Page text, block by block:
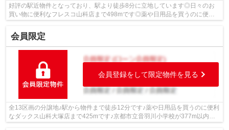
好評の駅近物件となっており、駅より徒歩8分に立地しています◎日々のお
買い物に便利なフレスコ山科店まで498mです◎薬や日用品を買うのに便利
会員限定
会員登録をして限定物件を見る
全13区画の分譲地♪駅から物件まで徒歩12分です♪薬や日用品を買うのに便利
なダックス山科大塚店まで425mです♪京都市立音羽川小学校が377m以内に